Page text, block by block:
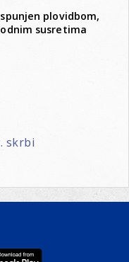
plovidbom,
susretima
skrbi